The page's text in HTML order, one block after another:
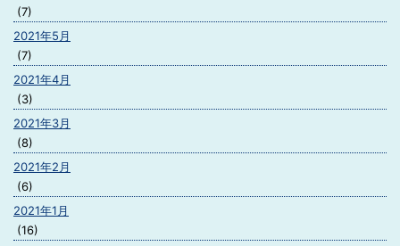
(7)
2021年5月
(7)
2021年4月
(3)
2021年3月
(8)
2021年2月
(6)
2021年1月
(16)